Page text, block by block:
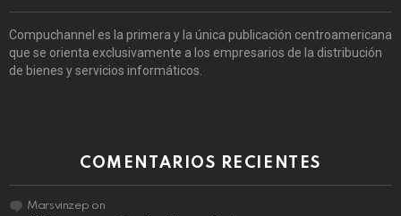
Compuchannel es la primera y la única publicación centroamericana
que se orienta exclusivamente a los empresarios de la distribución
de bienes y servicios informáticos.
COMENTARIOS RECIENTES
Marsvinzep on